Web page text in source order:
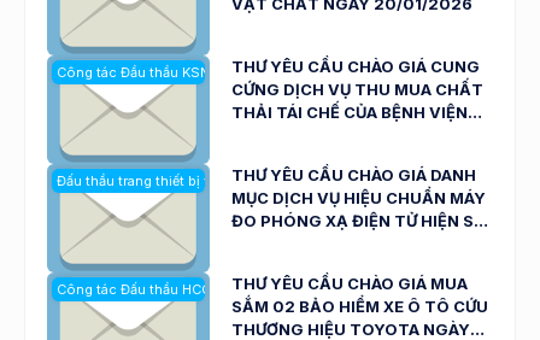
VẬT CHẤT NGÀY 20/01/2026
Công tác Đầu thầu KSNK
THƯ YÊU CẦU CHÀO GIÁ CUNG
CỨNG DỊCH VỤ THU MUA CHẤT
THẢI TÁI CHẾ CỦA BỆNH VIỆN
Đấu thầu trang thiết bị y tế
THƯ YÊU CẦU CHÀO GIÁ DANH
MỤC DỊCH VỤ HIỆU CHUẨN MÁY
ĐO PHÓNG XẠ ĐIỆN TỬ HIỆN SỐ
KHOA NINH THUẬN NGÀY
19/01/2026
Công tác Đấu thầu HCQT
THƯ YÊU CẦU CHÀO GIÁ MUA
SẮM 02 BẢO HIỂM XE Ô TÔ CỨU
THƯƠNG HIỆU TOYOTA NGÀY